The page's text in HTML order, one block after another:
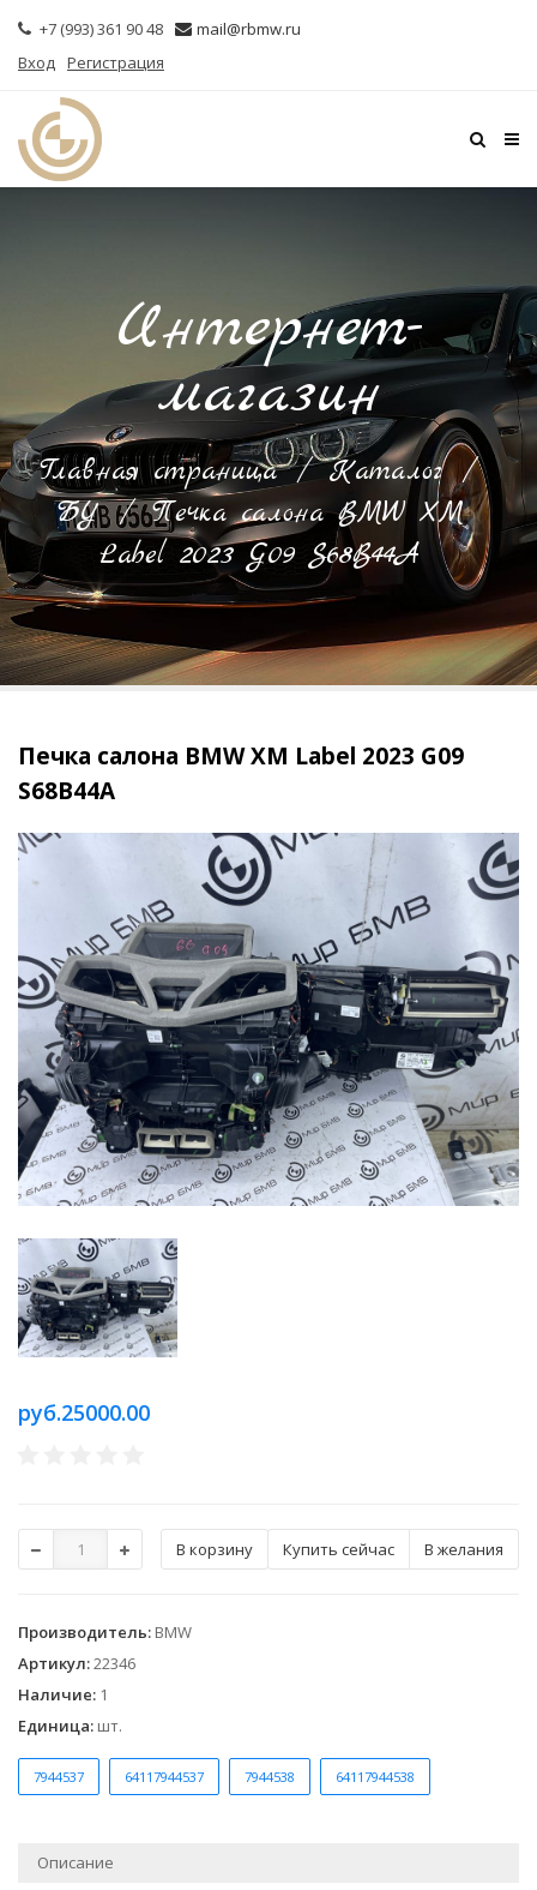
+7 (993) 361 90 48
mail@rbmw.ru
Вход Регистрация
Интернет-
магазин
Главная страница /Каталог /
БУ /Печка салона BMW XM
Label 2023 G09 S68B44A
Печка салона BMW XM Label 2023 G09
S68B44A
руб.25000.00
Купить сейчас В желания
Производитель: BMW
Артикул:22346
Наличие: 1
Единица: шт.
7944537 64117944537 7944538 64117944538
Описание